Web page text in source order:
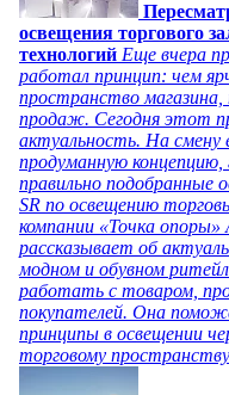
освещения торгового
технологий Еще вчера
работал принцип: чем
пространство
продаж. Сегодня этот
актуальность. На
продуманную концепцию,
правильно подобранные
SR по освещению
компании «Точка
рассказывает об
модном и обувном
работать с товаром,
покупателей. Она
принципы в освещении
торговому